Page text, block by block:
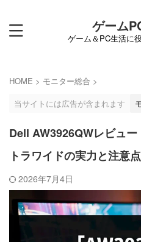
ゲーム
ゲーム＆PC生活に
HOME > モニター総合 >
当サイトには広告が含まれます
Dell AW3926QWレビュ
トラワイドの実力と注意点
2026年7月4日